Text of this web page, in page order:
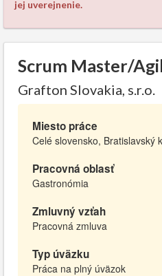
jej uverejnenie.
Scrum Master/
Grafton Slovakia, s.r.o.
Miesto práce
Celé slovensko, Bratislavský
Pracovná oblasť
Gastronómia
Zmluvný vzťah
Pracovná zmluva
Typ úväzku
Práca na plný úväzok